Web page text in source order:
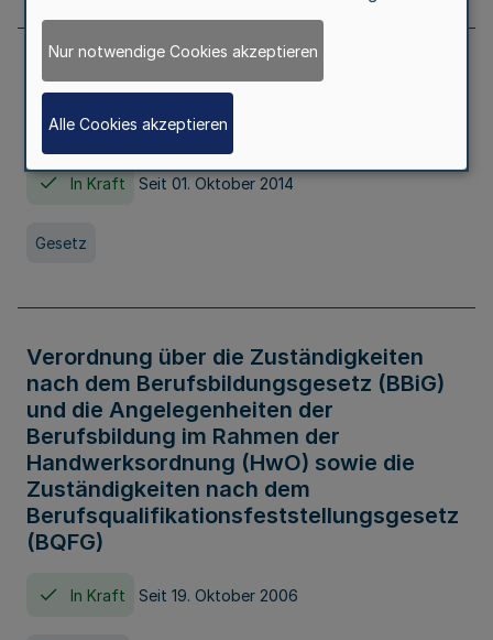
Gesetz über die Hochschulen des Landes
Nordrhein-Westfalen (Hochschulgesetz -
HG)
In Kraft Seit 01. Oktober 2014
Gesetz
Verordnung über die Zuständigkeiten
nach dem Berufsbildungsgesetz (BBiG)
und die Angelegenheiten der
Berufsbildung im Rahmen der
Handwerksordnung (HwO) sowie die
Zuständigkeiten nach dem
Berufsqualifikationsfeststellungsgesetz
(BQFG)
In Kraft Seit 19. Oktober 2006
Nur notwendige Cookies akzeptieren
Alle Cookies akzeptieren